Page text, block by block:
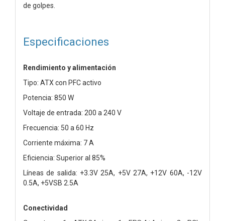
de golpes.
Especificaciones
Rendimiento y alimentación
Tipo: ATX con PFC activo
Potencia: 850 W
Voltaje de entrada: 200 a 240 V
Frecuencia: 50 a 60 Hz
Corriente máxima: 7 A
Eficiencia: Superior al 85%
Líneas de salida: +3.3V 25A, +5V 27A, +12V 60A, -12V
0.5A, +5VSB 2.5A
Conectividad